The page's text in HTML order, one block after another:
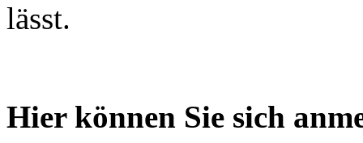
lässt.
Hier können Sie sich